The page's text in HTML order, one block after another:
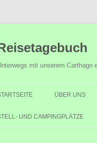
Inhalt
mit unserem Carthago
ÜBER UNS
UND CAMPINGPLÄTZE